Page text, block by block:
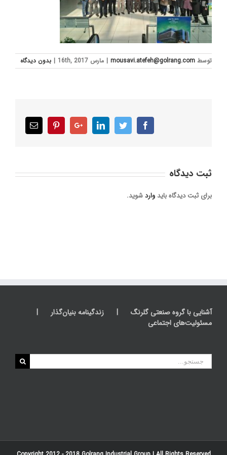
توسط mousavi.atefeh@golrang.com
| مارس 16th, 2017 | بدون ديدگاه
Facebook
Twitter
LinkedIn
Google+
Pinterest
Email
ثبت ديدگاه
برای ثبت دیدگاه باید واردشوید.
آشنایی با گروه صنعتی گلرنگ
زندگینامه بنیان‌گذار
مسئولیت‌های اجتماعی
جستجو
برای: